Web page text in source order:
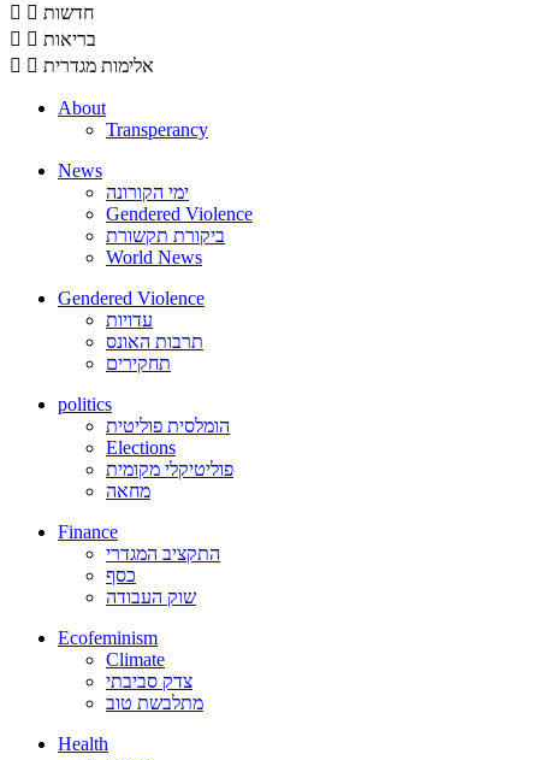
חדשות
בריאות
אלימות מגדרית
About
Transperancy
News
ימי הקורונה
Gendered Violence
ביקורת תקשורת
World News
Gendered Violence
עדויות
תרבות האונס
תחקירים
politics
הומלסית פוליטית
Elections
פוליטיקלי מקומית
מחאה
Finance
התקציב המגדרי
כסף
שוק העבודה
Ecofeminism
Climate
צדק סביבתי
מתלבשת טוב
Health